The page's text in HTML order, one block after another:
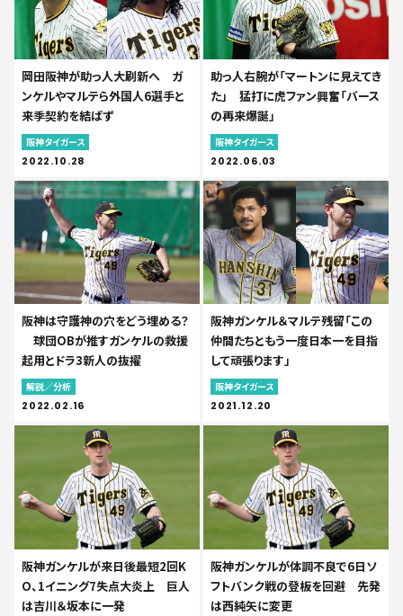
岡田阪神が助っ人大刷新へ ガ
ンケルやマルテら外国人6選手と
来季契約を結ばず
阪神タイガース
2022.10.28
助っ人右腕が「マートンに見えてき
た」 猛打に虎ファン興奮「バース
の再来爆誕」
阪神タイガース
2022.06.03
阪神は守護神の穴をどう埋める？
球団OBが推すガンケルの救援
起用とドラ3新人の抜擢
解説／分析
2022.02.16
阪神ガンケル＆マルテ残留「この
仲間たちともう一度日本一を目指
して頑張ります」
阪神タイガース
2021.12.20
阪神ガンケルが来日後最短2回K
O、1イニング7失点大炎上 巨人
は吉川＆坂本に一発
阪神ガンケルが体調不良で6日ソ
フトバンク戦の登板を回避 先発
は西純矢に変更